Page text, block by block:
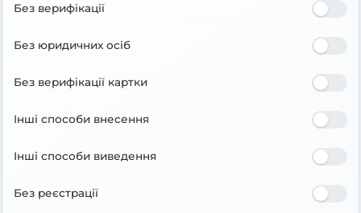
Без верифікації
Без юридичних осіб
Без верифікації картки
Інші способи внесення
Інші способи виведення
Без реєстрації